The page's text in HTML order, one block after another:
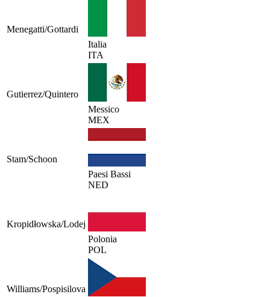
Menegatti/Gottardi
Italia
ITA
Gutierrez/Quintero
Messico
MEX
Stam/Schoon
Paesi Bassi
NED
Kropidłowska/Lodej
Polonia
POL
Williams/Pospisilova